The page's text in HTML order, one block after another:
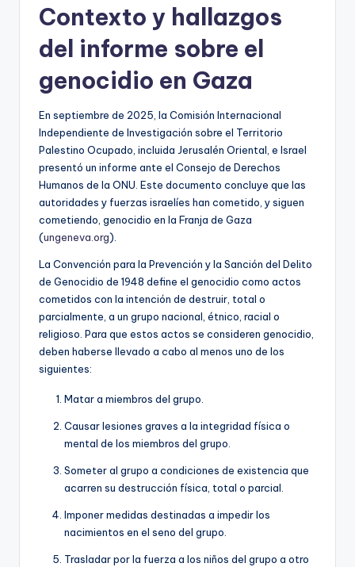
Contexto y hallazgos
del informe sobre el
genocidio en Gaza
En septiembre de 2025, la Comisión Internacional
Independiente de Investigación sobre el Territorio
Palestino Ocupado, incluida Jerusalén Oriental, e Israel
presentó un informe ante el Consejo de Derechos
Humanos de la ONU. Este documento concluye que las
autoridades y fuerzas israelíes han cometido, y siguen
cometiendo, genocidio en la Franja de Gaza
(ungeneva.org).
La Convención para la Prevención y la Sanción del Delito
de Genocidio de 1948 define el genocidio como actos
cometidos con la intención de destruir, total o
parcialmente, a un grupo nacional, étnico, racial o
religioso. Para que estos actos se consideren genocidio,
deben haberse llevado a cabo al menos uno de los
siguientes:
Matar a miembros del grupo.
Causar lesiones graves a la integridad física o
mental de los miembros del grupo.
Someter al grupo a condiciones de existencia que
acarren su destrucción física, total o parcial.
Imponer medidas destinadas a impedir los
nacimientos en el seno del grupo.
Trasladar por la fuerza a los niños del grupo a otro